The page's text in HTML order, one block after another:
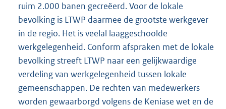
ruim 2.000 banen gecreëerd. Voor de lokale
bevolking is LTWP daarmee de grootste werkgever
in de regio. Het is veelal laaggeschoolde
werkgelegenheid. Conform afspraken met de lokale
bevolking streeft LTWP naar een gelijkwaardige
verdeling van werkgelegenheid tussen lokale
gemeenschappen. De rechten van medewerkers
worden gewaarborgd volgens de Keniase wet en de